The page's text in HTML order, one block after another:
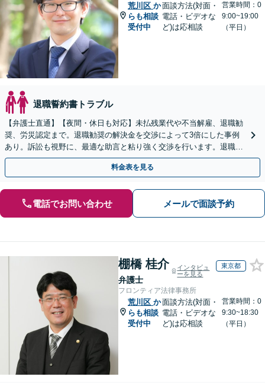
荒川区 か
らも相談
受付中
面談方法(対面・
電話・ビデオな
ど)は応相談
営業時間：0
9:00~19:00
（平日）
退職誓約書トラブル
【弁護士直通】【夜間・休日も対応】未払残業代や不当解雇、退職勧
奨、労災認定まで。退職勧奨の解決金を交渉によって3倍にした事例
あり。訴訟も視野に、最適な助言と粘り強く交渉を行います。退職前
後、育休中などの状況でも歓迎。まずはご相談下さい！
料金表を見る
電話でお問い合わせ メールで面談予約
棚橋 桂介
弁護士
インタビュ
ーを見る
東京都
フロンティア法律事務所
荒川区 か
らも相談
受付中
面談方法(対面・
電話・ビデオな
ど)は応相談
営業時間：0
9:30~18:30
（平日）